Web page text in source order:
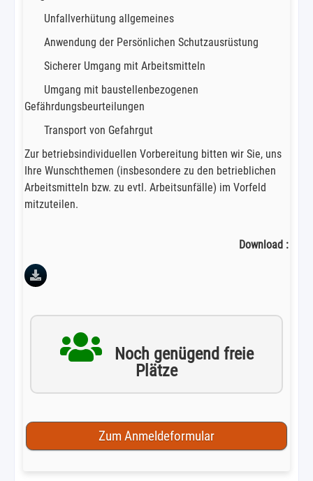
Unfallverhütung allgemeines
Anwendung der Persönlichen Schutzausrüstung
Sicherer Umgang mit Arbeitsmitteln
Umgang mit baustellenbezogenen
Gefährdungsbeurteilungen
Transport von Gefahrgut
Zur betriebsindividuellen Vorbereitung bitten wir Sie, uns
Ihre Wunschthemen (insbesondere zu den betrieblichen
Arbeitsmitteln bzw. zu evtl. Arbeitsunfälle) im Vorfeld
mitzuteilen.
Download :
Noch genügend freie
Plätze